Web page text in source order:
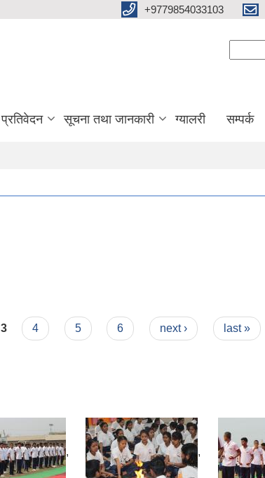
+9779854033103
प्रतिवेदन सूचना तथा जानकारी ग्यालरी सम्पर्क
3 4 5 6 next › last »
, ,